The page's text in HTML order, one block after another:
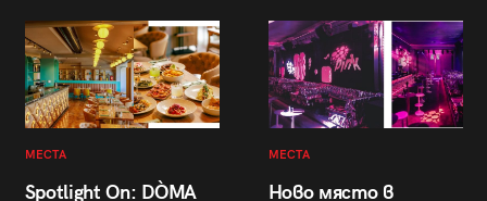
МЕСТА
Spotlight On: DÒMA
МЕСТА
Ново място в